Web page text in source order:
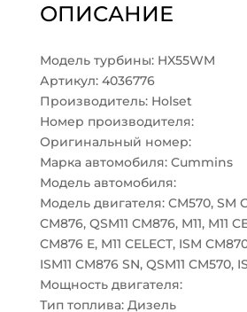
ОПИСАНИЕ
Модель турбины: HX55WM
Артикул: 4036776
Производитель: Holset
Номер производителя:
Оригинальный номер:
Марка автомобиля: Cummins
Модель автомобиля:
Модель двигателя: CM570, SM
CM876, QSM11 CM876, M11, M11
CM876 E, M11 CELECT, ISM
ISM11 CM876 SN, QSM11 CM570,
Мощность двигателя:
Тип топлива: Дизель